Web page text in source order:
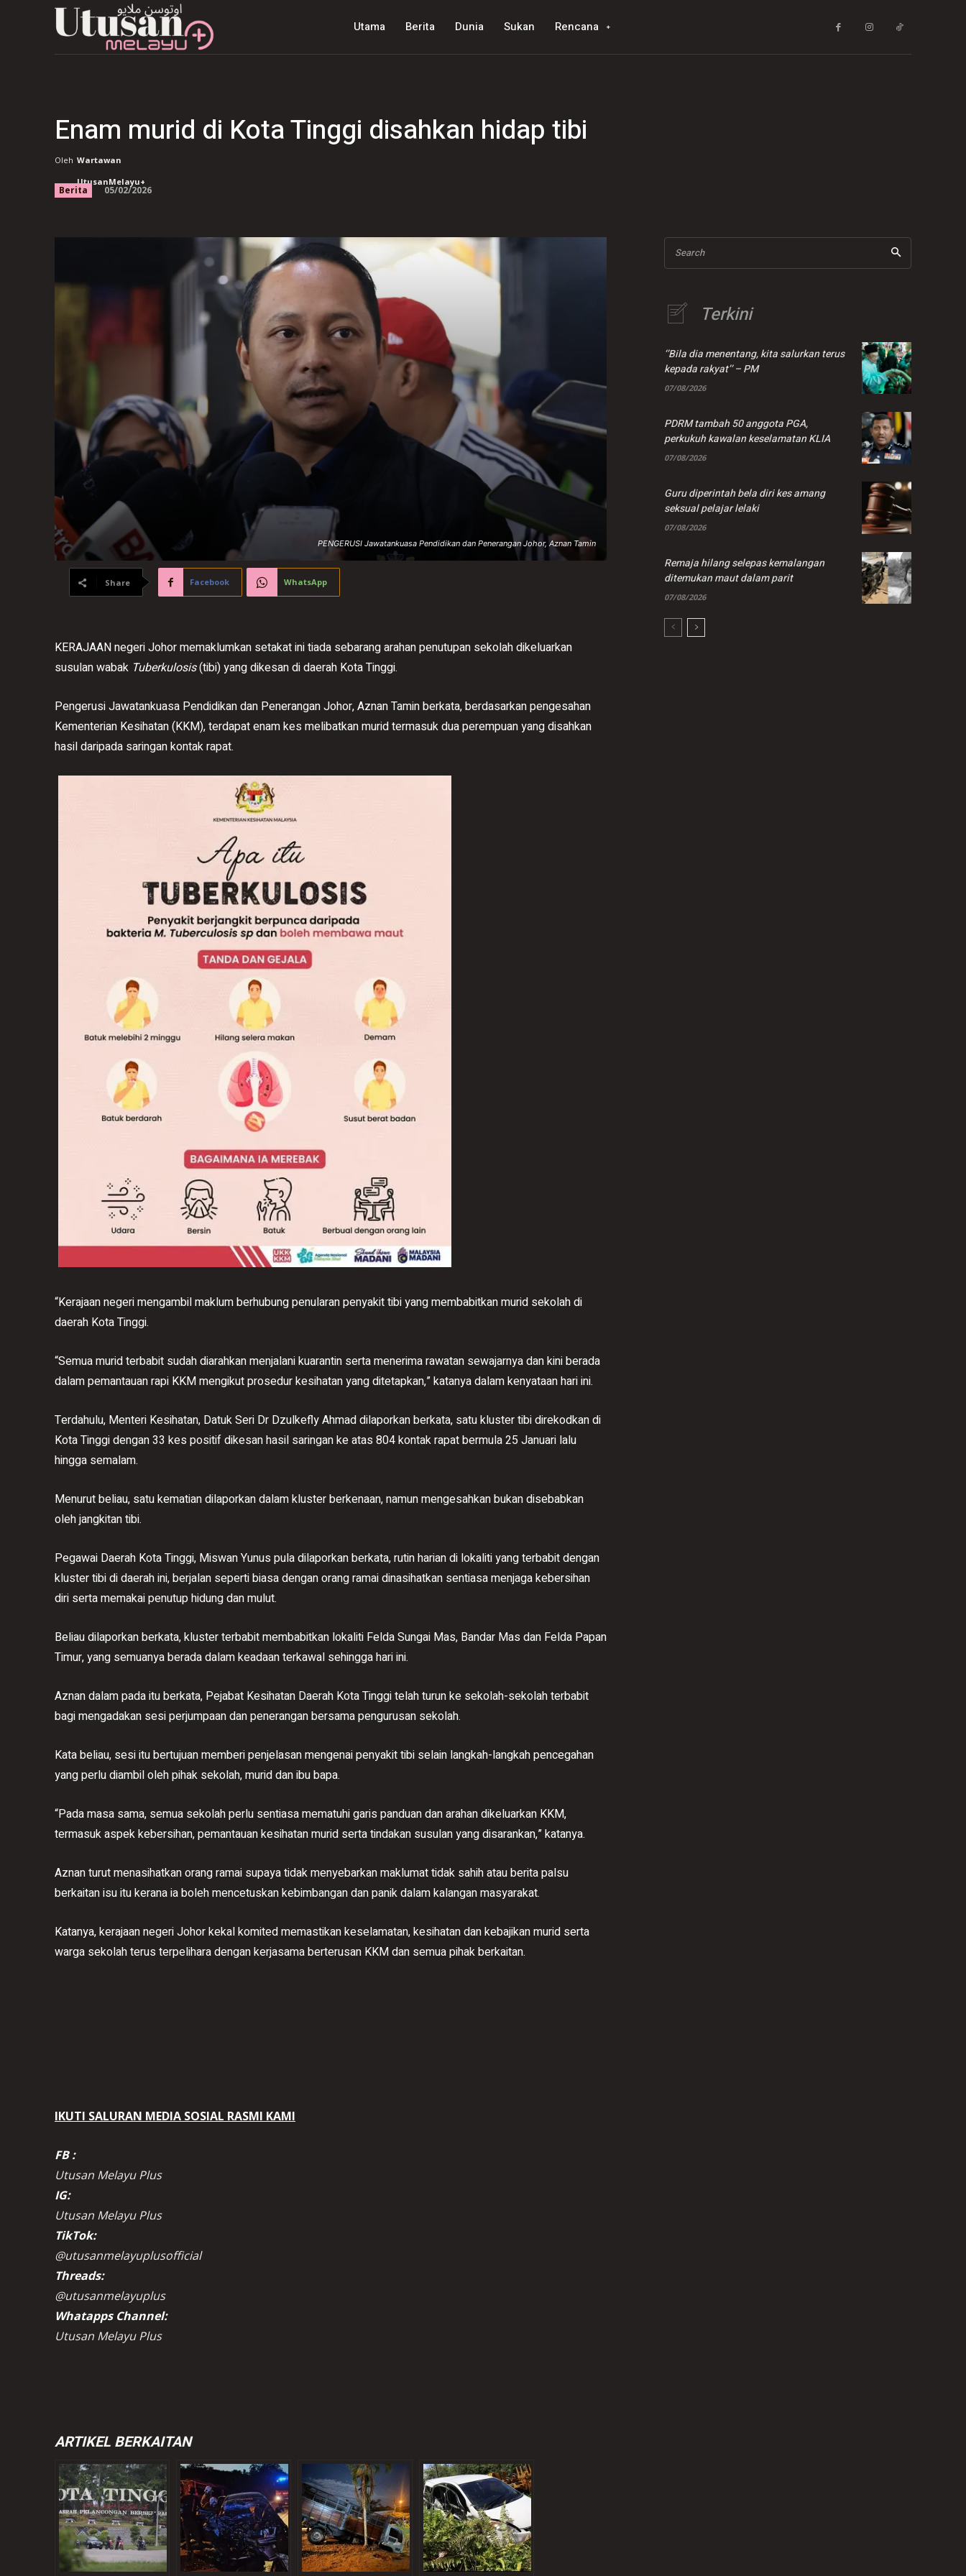
Utama Berita Dunia Sukan Rencana
Enam murid di Kota Tinggi disahkan hidap tibi
Oleh Wartawan
UtusanMelayu+
Berita 05/02/2026
PENGERUSI Jawatankuasa Pendidikan dan Penerangan Johor, Aznan Tamin
Share Facebook WhatsApp
KERAJAAN negeri Johor memaklumkan setakat ini tiada sebarang arahan penutupan sekolah dikeluarkan
susulan wabak Tuberkulosis(tibi) yang dikesan di daerah Kota Tinggi.
Pengerusi Jawatankuasa Pendidikan dan Penerangan Johor, Aznan Tamin berkata, berdasarkan pengesahan
Kementerian Kesihatan (KKM), terdapat enam kes melibatkan murid termasuk dua perempuan yang disahkan
hasil daripada saringan kontak rapat.
“Kerajaan negeri mengambil maklum berhubung penularan penyakit tibi yang membabitkan murid sekolah di
daerah Kota Tinggi.
“Semua murid terbabit sudah diarahkan menjalani kuarantin serta menerima rawatan sewajarnya dan kini berada
dalam pemantauan rapi KKM mengikut prosedur kesihatan yang ditetapkan,” katanya dalam kenyataan hari ini.
Terdahulu, Menteri Kesihatan, Datuk Seri Dr Dzulkefly Ahmad dilaporkan berkata, satu kluster tibi direkodkan di
Kota Tinggi dengan 33 kes positif dikesan hasil saringan ke atas 804 kontak rapat bermula 25 Januari lalu
hingga semalam.
Menurut beliau, satu kematian dilaporkan dalam kluster berkenaan, namun mengesahkan bukan disebabkan
oleh jangkitan tibi.
Pegawai Daerah Kota Tinggi, Miswan Yunus pula dilaporkan berkata, rutin harian di lokaliti yang terbabit dengan
kluster tibi di daerah ini, berjalan seperti biasa dengan orang ramai dinasihatkan sentiasa menjaga kebersihan
diri serta memakai penutup hidung dan mulut.
Beliau dilaporkan berkata, kluster terbabit membabitkan lokaliti Felda Sungai Mas, Bandar Mas dan Felda Papan
Timur, yang semuanya berada dalam keadaan terkawal sehingga hari ini.
Aznan dalam pada itu berkata, Pejabat Kesihatan Daerah Kota Tinggi telah turun ke sekolah-sekolah terbabit
bagi mengadakan sesi perjumpaan dan penerangan bersama pengurusan sekolah.
Kata beliau, sesi itu bertujuan memberi penjelasan mengenai penyakit tibi selain langkah-langkah pencegahan
yang perlu diambil oleh pihak sekolah, murid dan ibu bapa.
“Pada masa sama, semua sekolah perlu sentiasa mematuhi garis panduan dan arahan dikeluarkan KKM,
termasuk aspek kebersihan, pemantauan kesihatan murid serta tindakan susulan yang disarankan,” katanya.
Aznan turut menasihatkan orang ramai supaya tidak menyebarkan maklumat tidak sahih atau berita palsu
berkaitan isu itu kerana ia boleh mencetuskan kebimbangan dan panik dalam kalangan masyarakat.
Katanya, kerajaan negeri Johor kekal komited memastikan keselamatan, kesihatan dan kebajikan murid serta
warga sekolah terus terpelihara dengan kerjasama berterusan KKM dan semua pihak berkaitan.
IKUTI SALURAN MEDIA SOSIAL RASMI KAMI
FB :
Utusan Melayu Plus
IG:
Utusan Melayu Plus
TikTok:
@utusanmelayuplusofficial
Threads:
@utusanmelayuplus
Whatapps Channel:
Utusan Melayu Plus
ARTIKEL BERKAITAN
Search
Terkini
‘’Bila dia menentang, kita salurkan terus
kepada rakyat’’ – PM
07/08/2026
PDRM tambah 50 anggota PGA,
perkukuh kawalan keselamatan KLIA
07/08/2026
Guru diperintah bela diri kes amang
seksual pelajar lelaki
07/08/2026
Remaja hilang selepas kemalangan
ditemukan maut dalam parit
07/08/2026